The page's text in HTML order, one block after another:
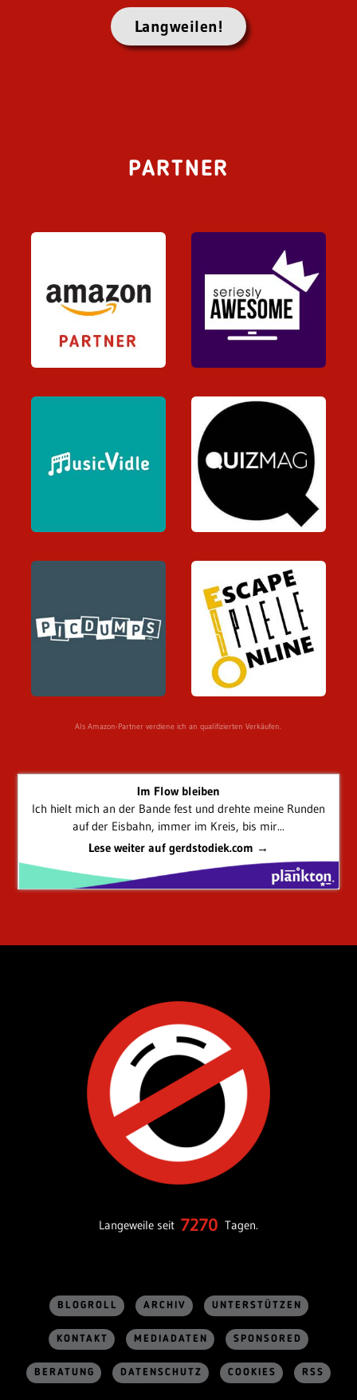
Langweilen!
PARTNER
Als Amazon-Partner verdiene ich an qualifizierten Verkäufen.
Im Flow bleiben
Ich hielt mich an der Bande fest und drehte meine Runden
auf der Eisbahn, immer im Kreis, bis mir...
Lese weiter auf gerdstodiek.com →
Langeweile seit 7270 Tagen.
BLOGROLL ARCHIV UNTERSTÜTZEN
KONTAKT MEDIADATEN SPONSORED
BERATUNG DATENSCHUTZ COOKIES RSS